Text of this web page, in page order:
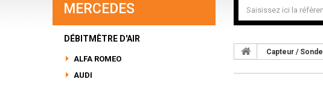
MERCEDES
DÉBITMÈTRE D'AIR
ALFA ROMEO
AUDI
Capteur / Sonde